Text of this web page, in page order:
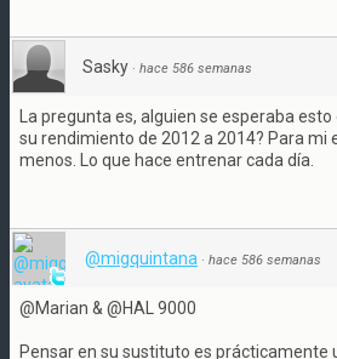
Sasky · hace 586 semanas
La pregunta es, alguien se esperaba
su rendimiento de 2012 a 2014? Para mi
menos. Lo que hace entrenar cada día.
@migquintana · hace 586 semanas
@Marian & @HAL 9000
Pensar en su sustituto es prácticamente